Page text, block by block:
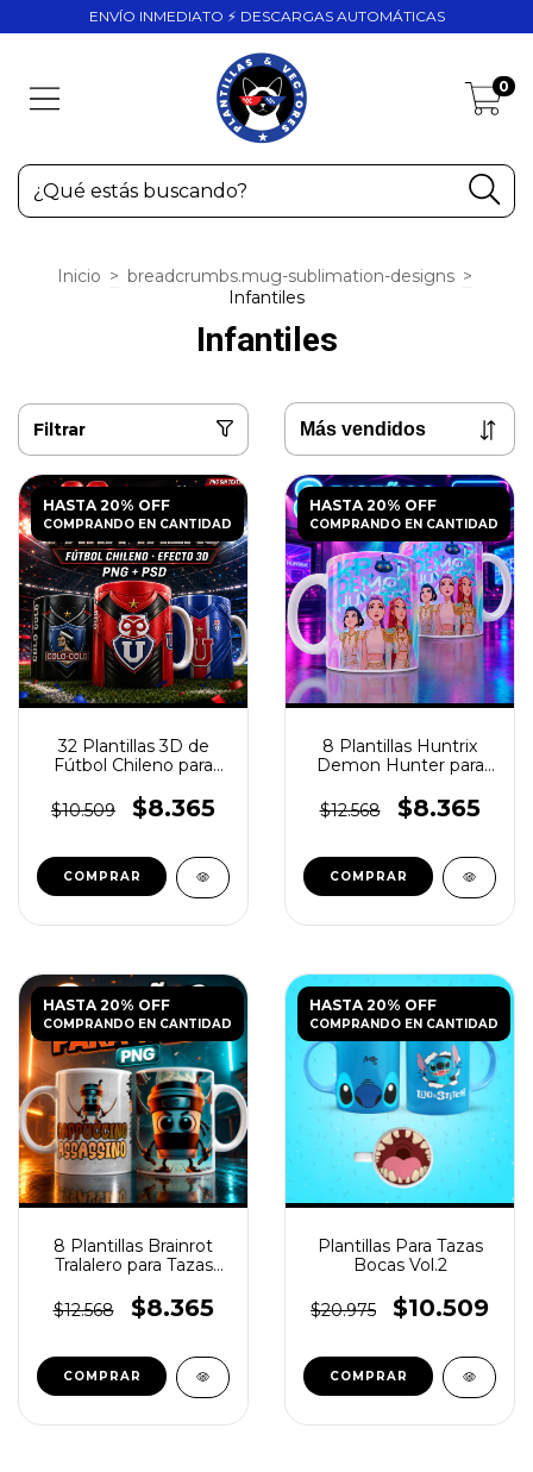
ENVÍO INMEDIATO ⚡ DESCARGAS AUTOMÁTICAS
0
Inicio > breadcrumbs.mug-sublimation-designs >
Infantiles
Infantiles
Filtrar
HASTA 20% OFF
COMPRANDO EN CANTIDAD
32 Plantillas 3D de
Fútbol Chileno para
$10.509
$8.365
HASTA 20% OFF
COMPRANDO EN CANTIDAD
8 Plantillas Huntrix
Demon Hunter para
$12.568
$8.365
HASTA 20% OFF
COMPRANDO EN CANTIDAD
8 Plantillas Brainrot
Tralalero para Tazas
$12.568
$8.365
HASTA 20% OFF
COMPRANDO EN CANTIDAD
Plantillas Para Tazas
Bocas Vol.2
$20.975 $10.509